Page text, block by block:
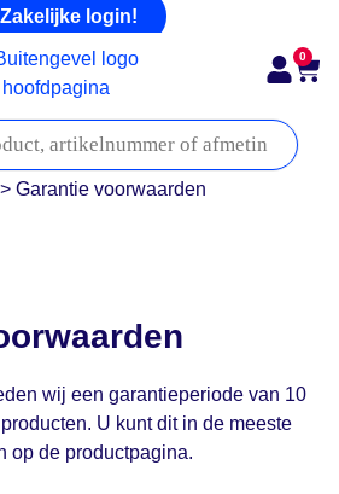
Zakelijke login!
0
> Garantie voorwaarden
wij een garantieperiode van 10
U kunt dit in de meeste
op de productpagina.